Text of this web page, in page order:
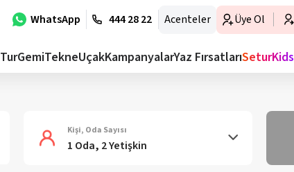
WhatsApp 444 28 22 Acenteler Üye Ol
TurGemiTekneUçakKampanyalarYaz FırsatlarıSeturKids
Kişi, Oda Sayısı
1 Oda, 2 Yetişkin